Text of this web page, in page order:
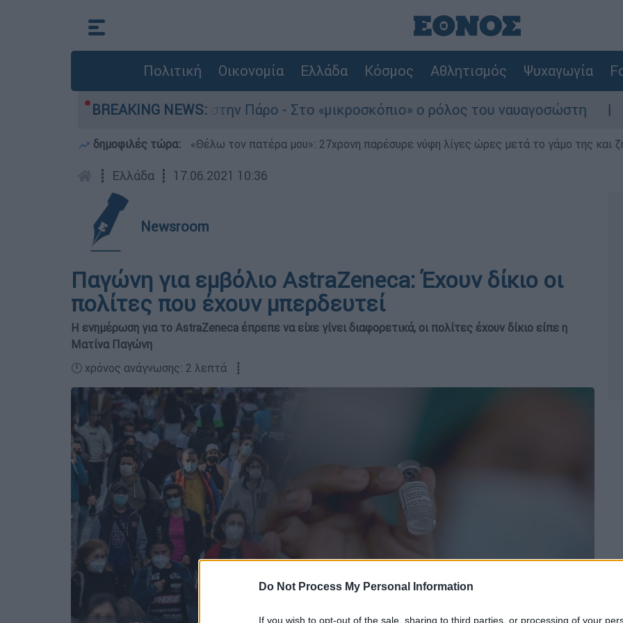
Do Not Process My Personal Information
If you wish to opt-out of the sale, sharing to third parties, or processing of your
Πολιτική Οικονομία Ελλάδα Κόσμος Αθλητισμός Ψυχαγωγία
BREAKING NEWS:
θάνατο του 4χρονου στην Πάρο - Στο «μικροσκόπιο» ο ρόλος του ναυαγοσώστη
δημοφιλές τώρα: «Θέλω τον πατέρα μου»: 27χρονη παρέσυρε νύφη λίγες ώρες μετά το γάμο της και
┋ Ελλάδα ┋ 17.06.2021 10:36
Newsroom
Παγώνη για εμβόλιο AstraZeneca: Έχουν δίκιο οι
πολίτες που έχουν μπερδευτεί
Η ενημέρωση για το AstraZeneca έπρεπε να είχε γίνει διαφορετικά, οι πολίτες έχουν δίκιο είπε η
Ματίνα Παγώνη
🕛 χρόνος ανάγνωσης: 2 λεπτά ┋